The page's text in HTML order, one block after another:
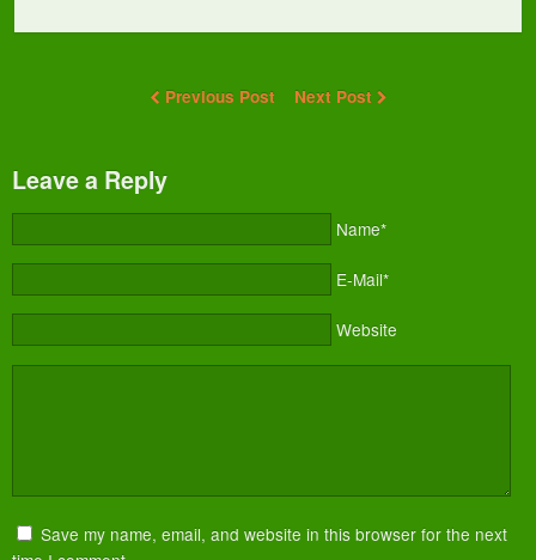
Previous Post Next Post
Leave a Reply
Name*
E-Mail*
Website
Save my name, email, and website in this browser for the next